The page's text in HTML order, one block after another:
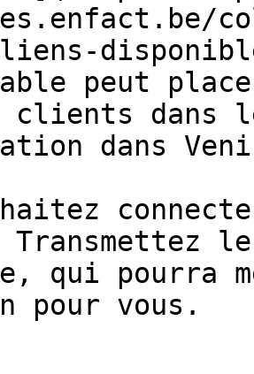
peut
clients dans
dans
Transmettez
qui pourra